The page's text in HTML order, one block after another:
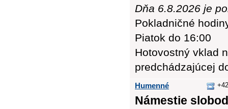
Dňa 6.8.2026 je
Pokladničné
Piatok do 16:00
Hotovostný vklad
predchádzajúcej
Humenné
Námestie